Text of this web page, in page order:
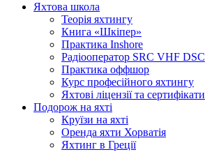
Яхтова школа
Теорія яхтингу
Книга «Шкіпер»
Практика Inshore
Радіооператор SRC VHF DSC
Практика оффшор
Курс професійного яхтингу
Яхтові ліцензії та сертифікати
Подорож на яхті
Круїзи на яхті
Оренда яхти Хорватія
Яхтинг в Греції